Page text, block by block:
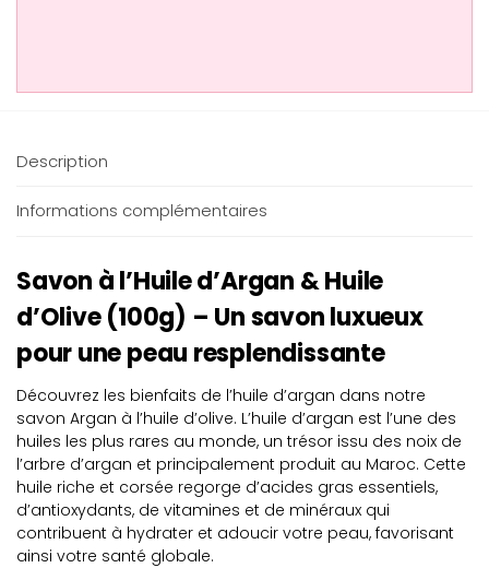
Description
Informations complémentaires
Savon à l’Huile d’Argan & Huile
d’Olive (100g) – Un savon luxueux
pour une peau resplendissante
Découvrez les bienfaits de l’huile d’argan dans notre
savon Argan à l’huile d’olive. L’huile d’argan est l’une des
huiles les plus rares au monde, un trésor issu des noix de
l’arbre d’argan et principalement produit au Maroc. Cette
huile riche et corsée regorge d’acides gras essentiels,
d’antioxydants, de vitamines et de minéraux qui
contribuent à hydrater et adoucir votre peau, favorisant
ainsi votre santé globale.